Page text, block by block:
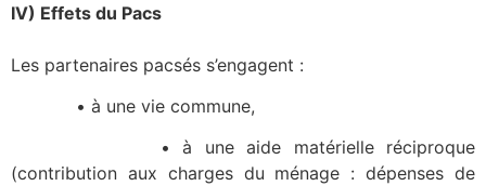
IV) Effets du Pacs
Les partenaires pacsés s’engagent :
• à une vie commune,
• à une aide matérielle réciproque
(contribution aux charges du ménage : dépenses de